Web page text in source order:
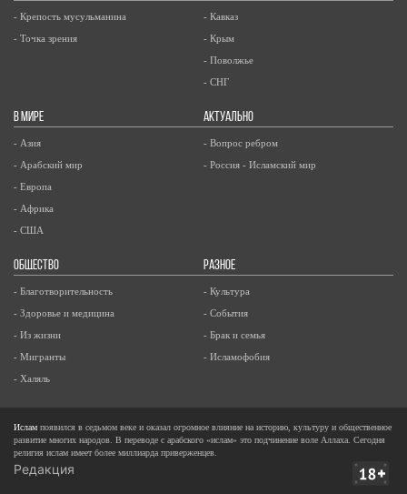
- Крепость мусульманина
- Точка зрения
- Кавказ
- Крым
- Поволжье
- СНГ
В МИРЕ
- Азия
- Арабский мир
- Европа
- Африка
- США
АКТУАЛЬНО
- Вопрос ребром
- Россия - Исламский мир
ОБЩЕСТВО
- Благотворительность
- Здоровье и медицина
- Из жизни
- Мигранты
- Халяль
РАЗНОЕ
- Культура
- События
- Брак и семья
- Исламофобия
Ислам появился в седьмом веке и оказал огромное влияние на историю, культуру и общественное
развитие многих народов. В переводе с арабского «ислам» это подчинение воле Аллаха. Сегодня
религия ислам имеет более миллиарда приверженцев.
Редакция